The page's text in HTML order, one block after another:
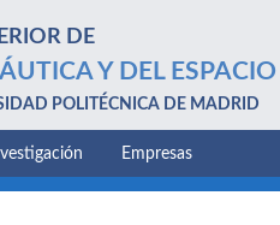
DE
Y DEL ESPACIO
POLITÉCNICA DE MADRID
Empresas